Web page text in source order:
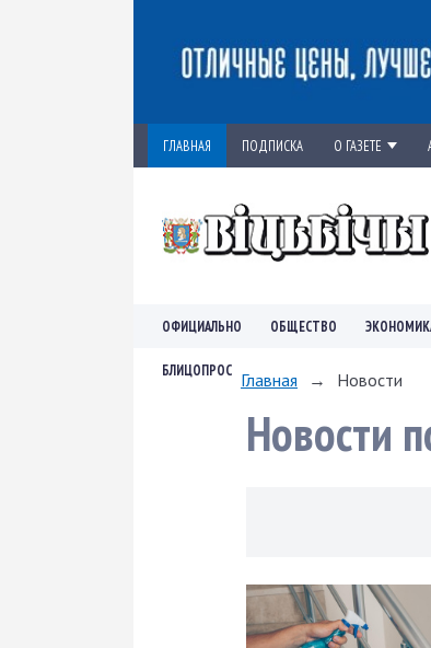
ГЛАВНАЯ ПОДПИСКА О ГАЗЕТЕ
ОФИЦИАЛЬНО ОБЩЕСТВО
БЛИЦОПРОС Главная → Новости
Новости